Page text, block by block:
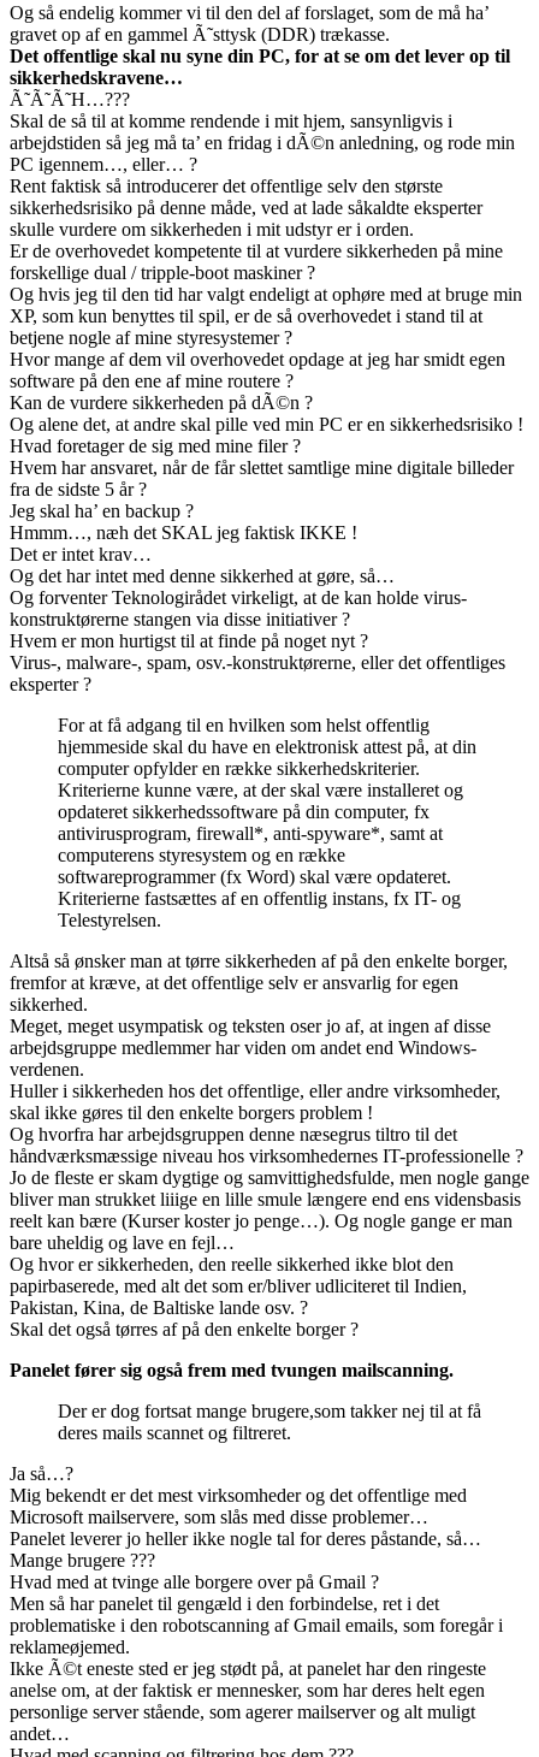
Og så endelig kommer vi til den del af forslaget, som de må ha’
gravet op af en gammel Ã˜sttysk (DDR) trækasse.
Det offentlige skal nu syne din PC, for at se om det lever op til
sikkerhedskravene…
Ã˜Ã˜Ã˜H…???
Skal de så til at komme rendende i mit hjem, sansynligvis i
arbejdstiden så jeg må ta’ en fridag i dÃ©n anledning, og rode min
PC igennem…, eller… ?
Rent faktisk så introducerer det offentlige selv den største
sikkerhedsrisiko på denne måde, ved at lade såkaldte eksperter
skulle vurdere om sikkerheden i mit udstyr er i orden.
Er de overhovedet kompetente til at vurdere sikkerheden på mine
forskellige dual / tripple-boot maskiner ?
Og hvis jeg til den tid har valgt endeligt at ophøre med at bruge min
XP, som kun benyttes til spil, er de så overhovedet i stand til at
betjene nogle af mine styresystemer ?
Hvor mange af dem vil overhovedet opdage at jeg har smidt egen
software på den ene af mine routere ?
Kan de vurdere sikkerheden på dÃ©n ?
Og alene det, at andre skal pille ved min PC er en sikkerhedsrisiko !
Hvad foretager de sig med mine filer ?
Hvem har ansvaret, når de får slettet samtlige mine digitale billeder
fra de sidste 5 år ?
Jeg skal ha’ en backup ?
Hmmm…, næh det SKAL jeg faktisk IKKE !
Det er intet krav…
Og det har intet med denne sikkerhed at gøre, så…
Og forventer Teknologirådet virkeligt, at de kan holde virus-
konstruktørerne stangen via disse initiativer ?
Hvem er mon hurtigst til at finde på noget nyt ?
Virus-, malware-, spam, osv.-konstruktørerne, eller det offentliges
eksperter ?
For at få adgang til en hvilken som helst offentlig
hjemmeside skal du have en elektronisk attest på, at din
computer opfylder en række sikkerhedskriterier.
Kriterierne kunne være, at der skal være installeret og
opdateret sikkerhedssoftware på din computer, fx
antivirusprogram, firewall*, anti-spyware*, samt at
computerens styresystem og en række
softwareprogrammer (fx Word) skal være opdateret.
Kriterierne fastsættes af en offentlig instans, fx IT- og
Telestyrelsen.
Altså så ønsker man at tørre sikkerheden af på den enkelte borger,
fremfor at kræve, at det offentlige selv er ansvarlig for egen
sikkerhed.
Meget, meget usympatisk og teksten oser jo af, at ingen af disse
arbejdsgruppe medlemmer har viden om andet end Windows-
verdenen.
Huller i sikkerheden hos det offentlige, eller andre virksomheder,
skal ikke gøres til den enkelte borgers problem !
Og hvorfra har arbejdsgruppen denne næsegrus tiltro til det
håndværksmæssige niveau hos virksomhedernes IT-professionelle ?
Jo de fleste er skam dygtige og samvittighedsfulde, men nogle gange
bliver man strukket liiige en lille smule længere end ens vidensbasis
reelt kan bære (Kurser koster jo penge…). Og nogle gange er man
bare uheldig og lave en fejl…
Og hvor er sikkerheden, den reelle sikkerhed ikke blot den
papirbaserede, med alt det som er/bliver udliciteret til Indien,
Pakistan, Kina, de Baltiske lande osv. ?
Skal det også tørres af på den enkelte borger ?
Panelet fører sig også frem med tvungen mailscanning.
Der er dog fortsat mange brugere,som takker nej til at få
deres mails scannet og filtreret.
Ja så…?
Mig bekendt er det mest virksomheder og det offentlige med
Microsoft mailservere, som slås med disse problemer…
Panelet leverer jo heller ikke nogle tal for deres påstande, så…
Mange brugere ???
Hvad med at tvinge alle borgere over på Gmail ?
Men så har panelet til gengæld i den forbindelse, ret i det
problematiske i den robotscanning af Gmail emails, som foregår i
reklameøjemed.
Ikke Ã©t eneste sted er jeg stødt på, at panelet har den ringeste
anelse om, at der faktisk er mennesker, som har deres helt egen
personlige server stående, som agerer mailserver og alt muligt
andet…